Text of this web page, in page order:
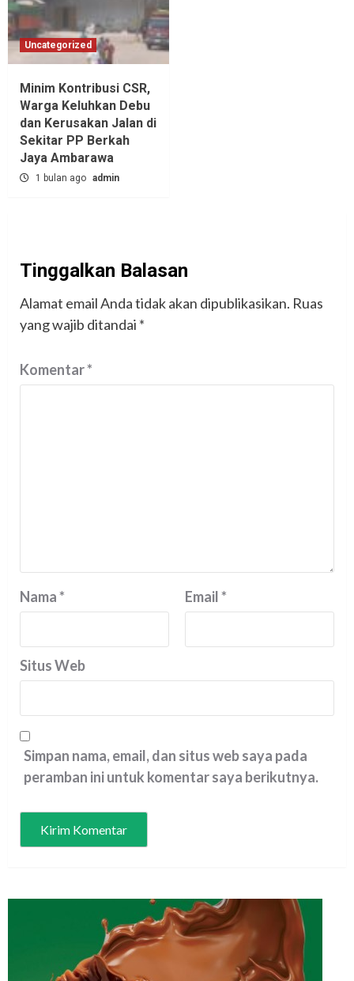
Uncategorized
Minim Kontribusi CSR,
Warga Keluhkan Debu
dan Kerusakan Jalan di
Sekitar PP Berkah
Jaya Ambarawa‎
1 bulan ago admin
Tinggalkan Balasan
Alamat email Anda tidak akan dipublikasikan. Ruas
yang wajib ditandai *
Komentar*
Nama* Email*
Situs Web
Simpan nama, email, dan situs web saya pada
peramban ini untuk komentar saya berikutnya.